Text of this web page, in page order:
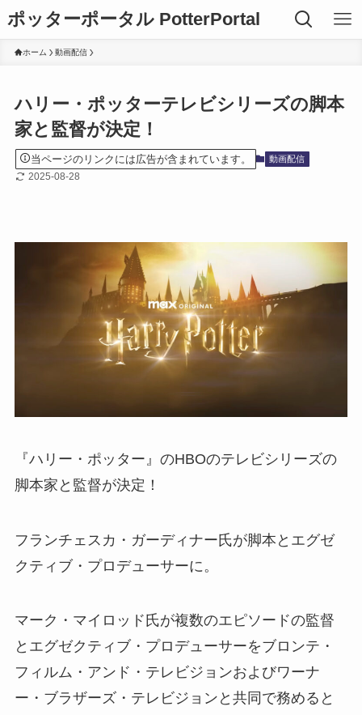
ポッターポータル PotterPortal
ホーム 動画配信
ハリー・ポッターテレビシリーズの脚本
家と監督が決定！
当ページのリンクには広告が含まれています。 動画配信
2025-08-28
『ハリー・ポッター』のHBOのテレビシリーズの
脚本家と監督が決定！
フランチェスカ・ガーディナー氏が脚本とエグゼ
クティブ・プロデューサーに。
マーク・マイロッド氏が複数のエピソードの監督
とエグゼクティブ・プロデューサーをブロンテ・
フィルム・アンド・テレビジョンおよびワーナ
ー・ブラザーズ・テレビジョンと共同で務めると